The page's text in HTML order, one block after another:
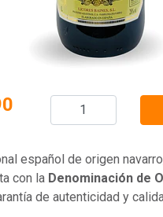
español de origen
con la Denominación de
de autenticidad y